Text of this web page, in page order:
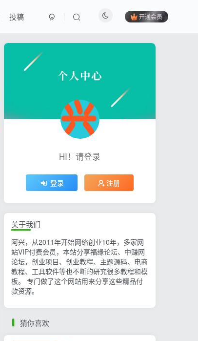
投稿 开通会员
HI！请登录
登录 注册
关于我们
阿兴，从2011年开始网络创业10年，多家网
站VIP付费会员，本站分享福缘论坛、中赚网
论坛，创业项目、创业教程、主题源码、电商
教程、工具软件等也不断的研究很多教程和模
板。 专门做了这个网站用来分享这些精品付
款资源。
猜你喜欢